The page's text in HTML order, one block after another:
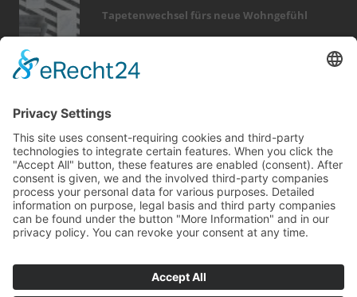
Tapetenwechsel fürs neue Wohngefühl
hausbau feuer beratung förderung
fußboden
modernisieren
heizung wintergarten
wellness
keller
fenster sicherheit finanzierung
kamin
smart home
dach möbel holz
garten